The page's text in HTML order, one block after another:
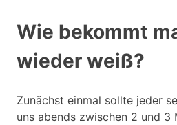
Wie bekommt
wieder weiß?
Zunächst einmal sollte jeder
uns abends zwischen 2 und 3